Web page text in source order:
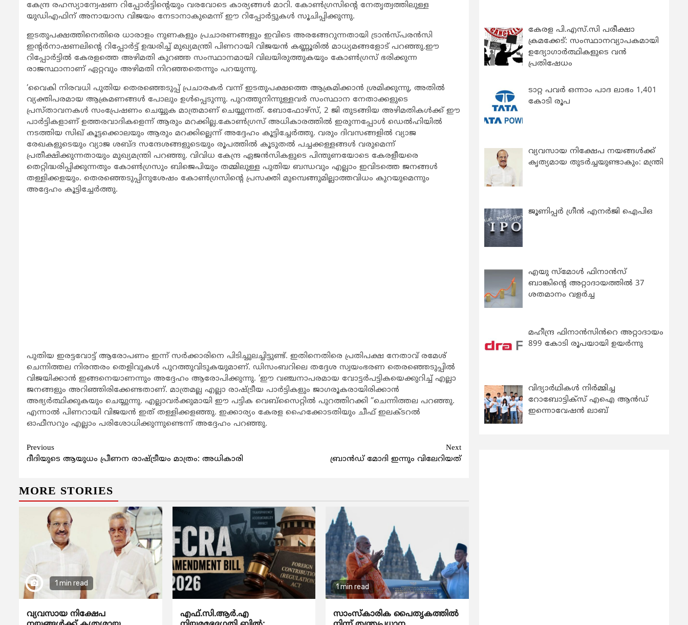
കേന്ദ്ര രഹസ്യാന്വേഷണ റിപ്പോര്‍ട്ടിന്‍റെയും വരവോടെ കാര്യങ്ങള്‍ മാറി. കോണ്‍ഗ്രസിന്‍റെ നേതൃത്വത്തിലുള്ള
യുഡിഎഫിന് അനായാസ വിജയം നേടാനാകുമെന്ന് ഈ റിപ്പോര്‍ട്ടുകള്‍ സൂചിപ്പിക്കുന്നു.
ഇടതുപക്ഷത്തിനെതിരെ ധാരാളം നുണകളും പ്രചാരണങ്ങളും ഇവിടെ അരങ്ങേറുന്നതായി ട്രാന്‍സ്പരന്‍സി
ഇന്‍റര്‍നാഷണലിന്‍റെ റിപ്പോര്‍ട്ട് ഉദ്ധരിച്ച് മുഖ്യമന്ത്രി പിണറായി വിജയന്‍ കണ്ണൂരില്‍ മാധ്യമങ്ങളോട് പറഞ്ഞു.ഈ
റിപ്പോര്‍ട്ടില്‍ കേരളത്തെ അഴിമതി കുറഞ്ഞ സംസ്ഥാനമായി വിലയിരുത്തുകയും കോണ്‍ഗ്രസ് ഭരിക്കുന്ന
രാജസ്ഥാനാണ് ഏറ്റവും അഴിമതി നിറഞ്ഞതെന്നും പറയുന്നു.
‘വൈകി നിരവധി പുതിയ തെരഞ്ഞെടുപ്പ് പ്രചാരകര്‍ വന്ന് ഇടതുപക്ഷത്തെ ആക്രമിക്കാന്‍ ശ്രമിക്കുന്നു, അതില്‍
വ്യക്തിപരമായ ആക്രമണങ്ങള്‍ പോലും ഉള്‍പ്പെടുന്നു. പുറത്തുനിന്നുള്ളവര്‍ സംസ്ഥാന നേതാക്കളുടെ
പ്രസ്താവനകള്‍ സംപ്രേഷണം ചെയ്യുക മാത്രമാണ് ചെയ്യുന്നത്. ബോഫോഴ്സ്, 2 ജി തുടങ്ങിയ അഴിമതികള്‍ക്ക് ഈ
പാര്‍ട്ടികളാണ് ഉത്തരവാദികളെന്ന് ആരും മറക്കില്ല.കോണ്‍ഗ്രസ് അധികാരത്തില്‍ ഇരുന്നപ്പോള്‍ ഡെല്‍ഹിയില്‍
നടത്തിയ സിഖ് കൂട്ടക്കൊലയും ആരും മറക്കില്ലെന്ന് അദ്ദേഹം കൂട്ടിച്ചേര്‍ത്തു. വരും ദിവസങ്ങളില്‍ വ്യാജ
രേഖകളുടെയും വ്യാജ ശബ്ദ സന്ദേശങ്ങളുടെയും രൂപത്തില്‍ കൂടുതല്‍ പച്ചക്കള്ളങ്ങള്‍ വരുമെന്ന്
പ്രതീക്ഷിക്കുന്നതായും മുഖ്യമന്ത്രി പറഞ്ഞു. വിവിധ കേന്ദ്ര ഏജന്‍സികളുടെ പിന്തുണയോടെ കേരളീയരെ
തെറ്റിദ്ധരിപ്പിക്കുന്നതും കോണ്‍ഗ്രസും ബിജെപിയും തമ്മിലുള്ള പുതിയ ബന്ധവും എല്ലാം ഇവിടത്തെ ജനങ്ങള്‍
തള്ളിക്കളയും. തെരഞ്ഞെടുപ്പിനുശേഷം കോണ്‍ഗ്രസിന്‍റെ പ്രസക്തി മുമ്പെങ്ങുമില്ലാത്തവിധം കുറയുമെന്നും
അദ്ദേഹം കൂട്ടിച്ചേര്‍ത്തു.
പുതിയ ഇരട്ടവോട്ട് ആരോപണം ഇന്ന് സര്‍ക്കാരിനെ പിടിച്ചുലച്ചിട്ടുണ്ട്. ഇതിനെതിരെ പ്രതിപക്ഷ നേതാവ് രമേശ്
ചെന്നിത്തല നിരന്തരം തെളിവുകള്‍ പുറത്തുവിടുകയുമാണ്. ഡിസംബറിലെ തദ്ദേശ സ്വയംഭരണ തെരഞ്ഞെടുപ്പില്‍
വിജയിക്കാന്‍ ഇങ്ങനെയാണന്നും അദ്ദേഹം ആരോപിക്കുന്നു. ‘ഈ വഞ്ചനാപരമായ വോട്ടര്‍പട്ടികയെക്കുറിച്ച് എല്ലാ
ജനങ്ങളും അറിഞ്ഞിരിക്കേണ്ടതാണ്. മാത്രമല്ല എല്ലാ രാഷ്ട്രീയ പാര്‍ട്ടികളും ജാഗരൂകരായിരിക്കാന്‍
അഭ്യര്‍ത്ഥിക്കുകയും ചെയ്യുന്നു. എല്ലാവര്‍ക്കുമായി ഈ പട്ടിക വെബ്സൈറ്റില്‍ പുറത്തിറക്കി “ചെന്നിത്തല പറഞ്ഞു.
എന്നാല്‍ പിണറായി വിജയന്‍ ഇത് തള്ളിക്കളഞ്ഞു. ഇക്കാര്യം കേരള ഹൈക്കോടതിയും ചീഫ് ഇലക്ടറല്‍
ഓഫീസറും എല്ലാം പരിശോധിക്കുന്നുണ്ടെന്ന് അദ്ദേഹം പറഞ്ഞു.
Continue
Reading
Previous
ദീദിയുടെ ആയുധം പ്രീണന രാഷ്ട്രീയം മാത്രം: അധികാരി
Next
ബ്രാന്‍ഡ് മോദി ഇന്നും വിലേറിയത്
MORE STORIES
1 min read
വ്യവസായ നിക്ഷേപ
എഫ്.സി.ആര്‍.എ
1 min read
സാംസ്‌കാരിക പൈതൃകത്തില്‍
കേരള പി.എസ്.സി പരീക്ഷാ
ക്രമക്കേട്: സംസ്ഥാനവ്യാപകമായി
ഉദ്യോഗാര്‍ത്ഥികളുടെ വന്‍
പ്രതിഷേധം
ടാറ്റ പവർ ഒന്നാം പാദ ലാഭം 1,401
കോടി രൂപ
വ്യവസായ നിക്ഷേപ നയങ്ങള്‍ക്ക്
കൃത്യമായ തുടര്‍ച്ചയുണ്ടാകും: മന്ത്രി
ജൂണിപ്പർ ഗ്രീൻ എനർജി ഐപിഒ
എയു സ്‌മോൾ ഫിനാൻസ്
ബാങ്കിന്റെ അറ്റാദായത്തിൽ 37
ശതമാനം വളർച്ച
മഹീന്ദ്ര ഫിനാൻസിൻറെ അറ്റാദായം
899 കോടി രൂപയായി ഉയർന്നു
വിദ്യാര്‍ഥികള്‍ നിര്‍മ്മിച്ച
റോബോട്ടിക്സ് എഐ ആന്‍ഡ്
ഇന്നൊവേഷന്‍ ലാബ്